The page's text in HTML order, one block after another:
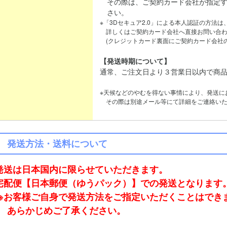
さい。
※「3Dセキュア2.0」による本人認証の方法は
詳しくはご契約カード会社へ直接お問い合
(クレジットカード裏面にご契約カード会社
【発送時期について】
通常、ご注文日より３営業日以内で商
※天候などのやむを得ない事情により、発送
その際は別途メール等にて詳細をご連絡い
発送方法・送料について
送は日本国内に限らせていただきます。
配便【日本郵便（ゆうパック）】での発送となります
お客様ご自身で発送方法をご指定いただくことはでき
らかじめご了承ください。